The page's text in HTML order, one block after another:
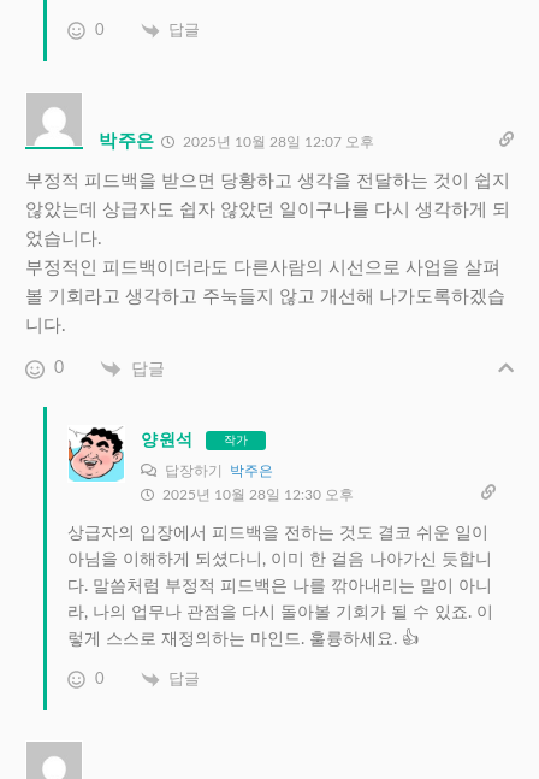
0 답글
박주은 2025년 10월 28일 12:07 오후
부정적 피드백을 받으면 당황하고 생각을 전달하는 것이 쉽지
않았는데 상급자도 쉽자 않았던 일이구나를 다시 생각하게 되
었습니다.
부정적인 피드백이더라도 다른사람의 시선으로 사업을 살펴
볼 기회라고 생각하고 주눅들지 않고 개선해 나가도록하겠습
니다.
0 답글
양원석 작가
답장하기 박주은
2025년 10월 28일 12:30 오후
상급자의 입장에서 피드백을 전하는 것도 결코 쉬운 일이
아님을 이해하게 되셨다니, 이미 한 걸음 나아가신 듯합니
다. 말씀처럼 부정적 피드백은 나를 깎아내리는 말이 아니
라, 나의 업무나 관점을 다시 돌아볼 기회가 될 수 있죠. 이
렇게 스스로 재정의하는 마인드. 훌륭하세요. 👍
0 답글